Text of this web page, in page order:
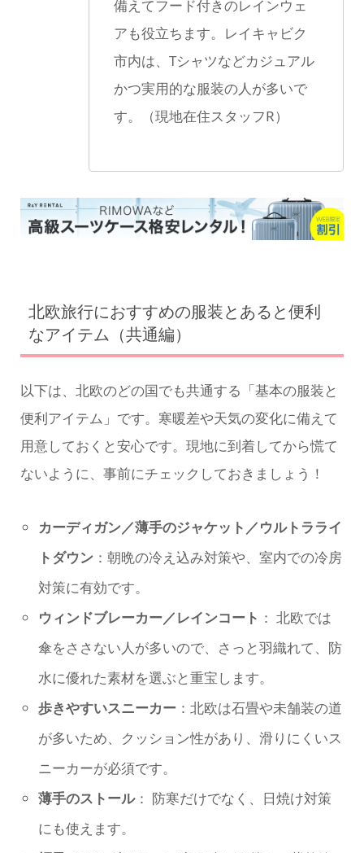
備えてフード付きのレインウェ
アも役立ちます。レイキャビク
市内は、Tシャツなどカジュアル
かつ実用的な服装の人が多いで
す。（現地在住スタッフR）
北欧旅行におすすめの服装とあると便利
なアイテム（共通編）
以下は、北欧のどの国でも共通する「基本の服装と
便利アイテム」です。寒暖差や天気の変化に備えて
用意しておくと安心です。現地に到着してから慌て
ないように、事前にチェックしておきましょう！
カーディガン／薄手のジャケット／ウルトラライ
トダウン：朝晩の冷え込み対策や、室内での冷房
対策に有効です。
ウィンドブレーカー／レインコート ： 北欧では
傘をささない人が多いので、さっと羽織れて、防
水に優れた素材を選ぶと重宝します。
歩きやすいスニーカー：北欧は石畳や未舗装の道
が多いため、クッション性があり、滑りにくいス
ニーカーが必須です。
薄手のストール： 防寒だけでなく、日焼け対策
にも使えます。